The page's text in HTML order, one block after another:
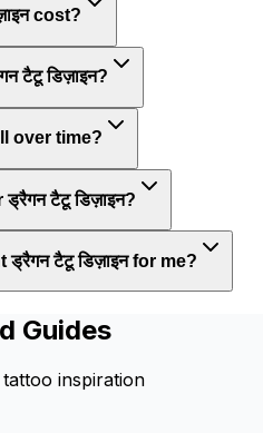
cost?
टैटू डिज़ाइन?
over time?
टैटू डिज़ाइन?
टैटू डिज़ाइन for me?
Guides
inspiration